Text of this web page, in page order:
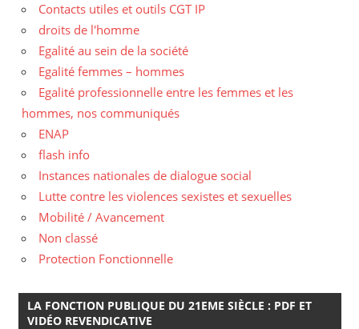
Contacts utiles et outils CGT IP
droits de l'homme
Egalité au sein de la société
Egalité femmes – hommes
Egalité professionnelle entre les femmes et les
hommes, nos communiqués
ENAP
flash info
Instances nationales de dialogue social
Lutte contre les violences sexistes et sexuelles
Mobilité / Avancement
Non classé
Protection Fonctionnelle
LA FONCTION PUBLIQUE DU 21EME SIÈCLE : PDF ET
VIDÉO REVENDICATIVE